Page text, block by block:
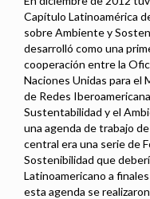
Capítulo Latinoamérica
sobre Ambiente y
desarrolló como una
cooperación entre la
Naciones Unidas para el
de Redes
Sustentabilidad y el
una agenda de trabajo
central era una serie de
Sostenibilidad que
Latinoamericano a
esta agenda se